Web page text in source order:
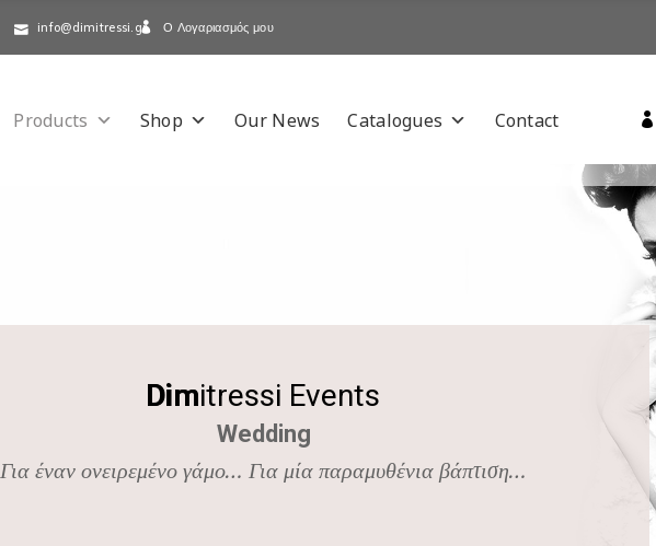
info@dimitressi.gr Ο Λογαριασμός μου
Products Shop Our News Catalogues Contact
Wedding
Dim
Για έναν ονειρεμένο γάμο… Για μία παραμυθένια βάπτιση…
Dimitressi Events